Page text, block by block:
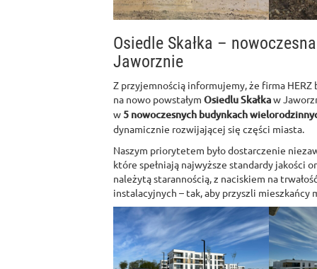
Osiedle Skałka –
Jaworznie
Z przyjemnością informujemy, że firma
na nowo powstałym Osiedlu Skałkaw
w5 nowoczesnych budynkach
dynamicznie rozwijającej się części miasta.
Naszym priorytetem było dostarczenie
które spełniają najwyższe standardy jakości
należytą starannością, z naciskiem na
instalacyjnych – tak, aby przyszli